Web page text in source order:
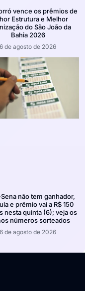
vence os prêmios de
Estrutura e Melhor
do São João da
Bahia 2026
6 de agosto de 2026
não tem ganhador,
e prêmio vai a R$ 150
nesta quinta (6); veja os
números sorteados
6 de agosto de 2026